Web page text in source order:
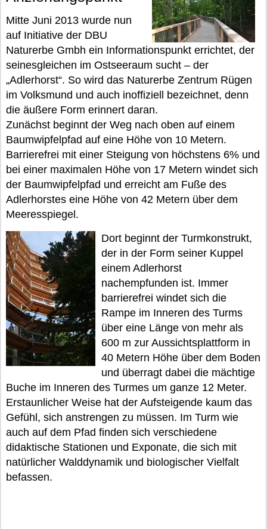
Mitte Juni 2013 wurde nun
auf Initiative der DBU
Naturerbe Gmbh ein Informationspunkt errichtet, der
seinesgleichen im Ostseeraum sucht – der
„Adlerhorst“. So wird das Naturerbe Zentrum Rügen
im Volksmund und auch inoffiziell bezeichnet, denn
die äußere Form erinnert daran.
Zunächst beginnt der Weg nach oben auf einem
Baumwipfelpfad auf eine Höhe von 10 Metern.
Barrierefrei mit einer Steigung von höchstens 6% und
bei einer maximalen Höhe von 17 Metern windet sich
der Baumwipfelpfad und erreicht am Fuße des
Adlerhorstes eine Höhe von 42 Metern über dem
Meeresspiegel.
Dort beginnt der Turmkonstrukt,
der in der Form seiner Kuppel
einem Adlerhorst
nachempfunden ist. Immer
barrierefrei windet sich die
Rampe im Inneren des Turms
über eine Länge von mehr als
600 m zur Aussichtsplattform in
40 Metern Höhe über dem Boden
und überragt dabei die mächtige
Buche im Inneren des Turmes um ganze 12 Meter.
Erstaunlicher Weise hat der Aufsteigende kaum das
Gefühl, sich anstrengen zu müssen. Im Turm wie
auch auf dem Pfad finden sich verschiedene
didaktische Stationen und Exponate, die sich mit
natürlicher Walddynamik und biologischer Vielfalt
befassen.